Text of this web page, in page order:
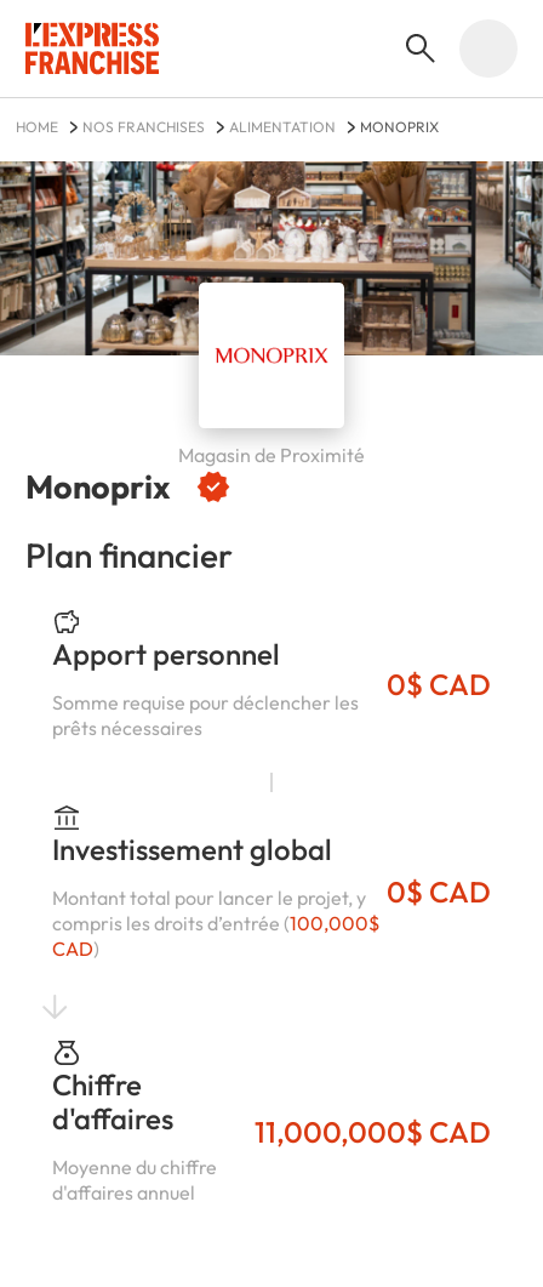
HOME NOS FRANCHISES ALIMENTATION MONOPRIX
Monoprix
Magasin de Proximité
Plan financier
Apport personnel
Somme requise pour déclencher les
prêts nécessaires
0$ CAD
Investissement global
Montant total pour lancer le projet, y
compris les droits d’entrée (100,000$
CAD)
0$ CAD
Chiffre
d'affaires
Moyenne du chiffre
d'affaires annuel
11,000,000$ CAD